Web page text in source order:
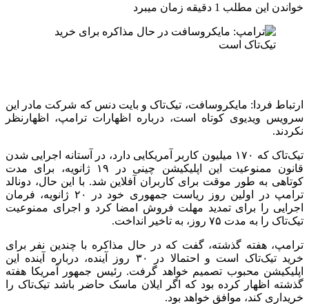
خواندن این مطلب 1 دقیقه زمان میبرد
ارتباط فردا: مایکروسافت، تیک‌تاک و بایت دنس که شرکت مادر این
سرویس ویدیوی کوتاه است، درباره اظهارات ترامپ، اظهارنظر
نکردند.
تیک‌تاک که ۱۷۰ میلیون کاربر آمریکایی دارد، در آستانه اجرایی شدن
قانون ممنوعیت این اپلیکیشن چینی در ۱۹ ژانویه، برای مدت
کوتاهی به طور موقت برای کاربران آفلاین شد. با این حال، دونالد
ترامپ در اولین روز ریاست جمهوری خود در ۲۰ ژانویه، فرمان
اجرایی را برای تمدید مهلت فروش امضا کرد و اجرای ممنوعیت
تیک‌تاک را به مدت ۷۵ روز، به تاخیر انداخت.
ترامپ، هفته گذشته، گفت که در حال مذاکره با چندین نفر برای
خرید تیک‌تاک است و احتمالا در ۳۰ روز آینده، درباره آینده این
اپلیکیشن محبوب تصمیم خواهد گرفت. رئیس جمهور آمریکا هفته
گذشته اظهار کرده بود که اگر ایلان ماسک حاضر باشد تیک‌تاک را
خریداری کند، موافق خواهد بود.